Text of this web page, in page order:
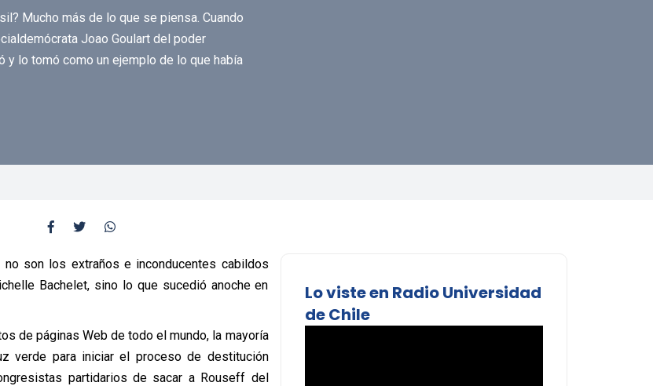
Mucho más de lo que se piensa. Cuando
Joao Goulart del poder
y lo tomó como un ejemplo de lo que había
son los extraños e inconducentes cabildos
Bachelet, sino lo que sucedió anoche en
de páginas Web de todo el mundo, la mayoría
verde para iniciar el proceso de destitución
partidarios de sacar a Rouseff del
Lo viste en Radio Universidad
de Chile